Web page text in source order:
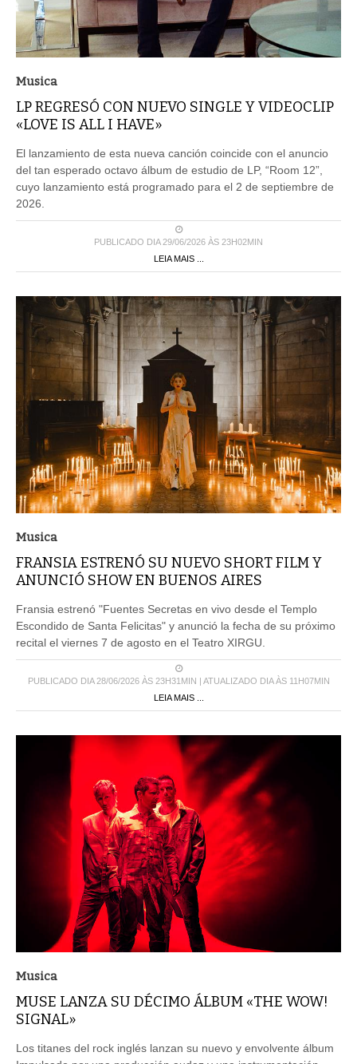
Musica
LP REGRESÓ CON NUEVO SINGLE Y VIDEOCLIP
«LOVE IS ALL I HAVE»
El lanzamiento de esta nueva canción coincide con el anuncio
del tan esperado octavo álbum de estudio de LP, “Room 12”,
cuyo lanzamiento está programado para el 2 de septiembre de
2026.
PUBLICADO DIA 29/06/2026 ÀS 23H02MIN
LEIA MAIS ...
Musica
FRANSIA ESTRENÓ SU NUEVO SHORT FILM Y
ANUNCIÓ SHOW EN BUENOS AIRES
Fransia estrenó "Fuentes Secretas en vivo desde el Templo
Escondido de Santa Felicitas" y anunció la fecha de su próximo
recital el viernes 7 de agosto en el Teatro XIRGU.
PUBLICADO DIA 28/06/2026 ÀS 23H31MIN | ATUALIZADO DIA ÀS 11H07MIN
LEIA MAIS ...
Musica
MUSE LANZA SU DÉCIMO ÁLBUM «THE WOW!
SIGNAL»
Los titanes del rock inglés lanzan su nuevo y envolvente álbum